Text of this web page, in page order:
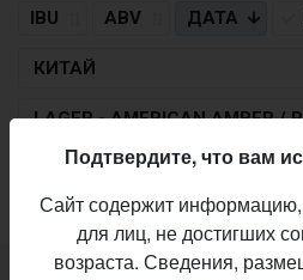
IBU ABV ДАТА
КИТАЙ
LAGER - AMERICAN AMBER /
Пиво по заданным критериям
Подтвердите, что вам
Сайт содержит
для лиц, не достигших
возраста. Сведения,